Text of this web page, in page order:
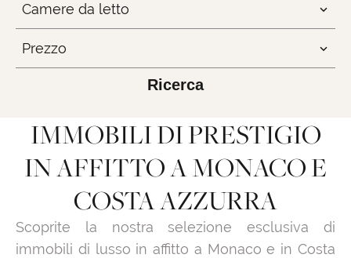
Camere da letto
Prezzo
Ricerca
IMMOBILI DI PRESTIGIO
IN AFFITTO A MONACO E
COSTA AZZURRA
Scoprite la nostra selezione esclusiva di
immobili di lusso in affitto a Monaco e in Costa